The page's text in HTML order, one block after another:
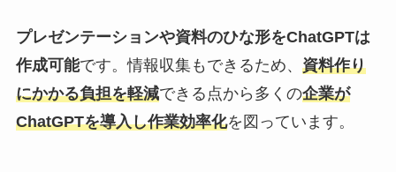
プレゼンテーションや資料のひな形をChatGPTは
作成可能です。情報収集もできるため、 資料作り
にかかる負担を軽減できる点から多くの企業が
ChatGPTを導入し作業効率化を図っています。